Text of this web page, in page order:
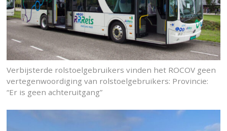
Verbijsterde rolstoelgebruikers vinden het ROCOV geen
vertegenwoordiging van rolstoelgebruikers: Provincie:
“Er is geen achteruitgang”